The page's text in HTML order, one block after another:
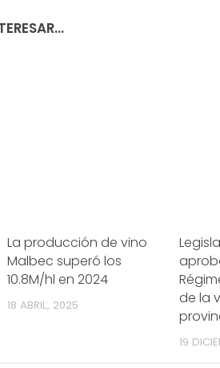
La producción de vino
Malbec superó los
10.8M/hl en 2024
18 ABRIL, 2025
de la
19